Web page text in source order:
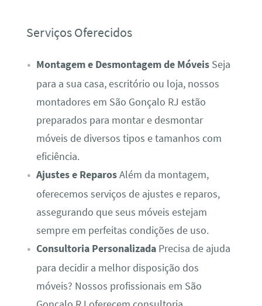
Serviços Oferecidos
Montagem e Desmontagem de MóveisSeja
para a sua casa, escritório ou loja, nossos
montadores em São Gonçalo RJ estão
preparados para montar e desmontar
móveis de diversos tipos e tamanhos com
eficiência.
Ajustes e ReparosAlém da montagem,
oferecemos serviços de ajustes e reparos,
assegurando que seus móveis estejam
sempre em perfeitas condições de uso.
Consultoria PersonalizadaPrecisa de ajuda
para decidir a melhor disposição dos
móveis? Nossos profissionais em São